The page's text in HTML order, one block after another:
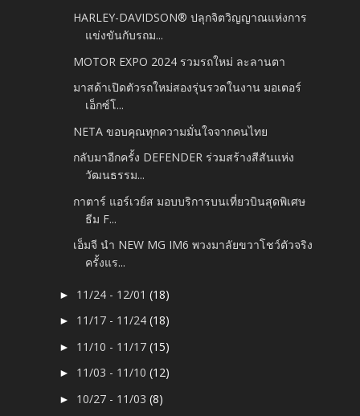
HARLEY-DAVIDSON® ปลุกจิตวิญญาณแห่งการ
แข่งขันกับรถม...
MOTOR EXPO 2024 รวมรถใหม่ ละลานตา
มาสด้าเปิดตัวรถใหม่สองรุ่นรวดในงาน มอเตอร์
เอ็กซ์โ...
NETA ขอบคุณทุกความมั่นใจจากคนไทย
กลับมาอีกครั้ง DEFENDER ร่วมสร้างสีสันแห่ง
วัฒนธรรม...
กาตาร์ แอร์เวย์ส มอบบริการบนเที่ยวบินสุดพิเศษ
ธีม F...
เอ็มจี นำ NEW MG IM6 พวงมาลัยขวาโชว์ตัวจริง
ครั้งแร...
► 11/24 - 12/01(18)
► 11/17 - 11/24(18)
► 11/10 - 11/17(15)
► 11/03 - 11/10(12)
► 10/27 - 11/03(8)